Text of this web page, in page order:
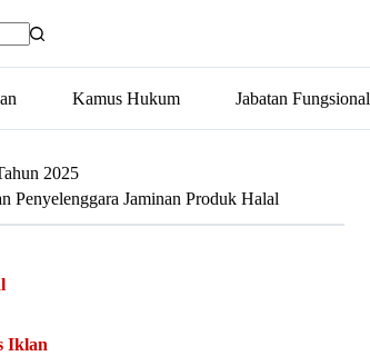
Kamus Hukum Jabatan Fungsional
2025
Penyelenggara Jaminan Produk Halal
Iklan